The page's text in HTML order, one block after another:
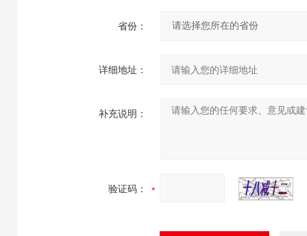
省份：
详细地址：
补充说明：
验证码：